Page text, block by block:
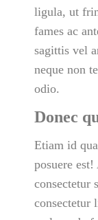
ligula, ut
fames ac
sagittis vel
neque non
odio.
Donec
Etiam id
posuere est!
consectetur